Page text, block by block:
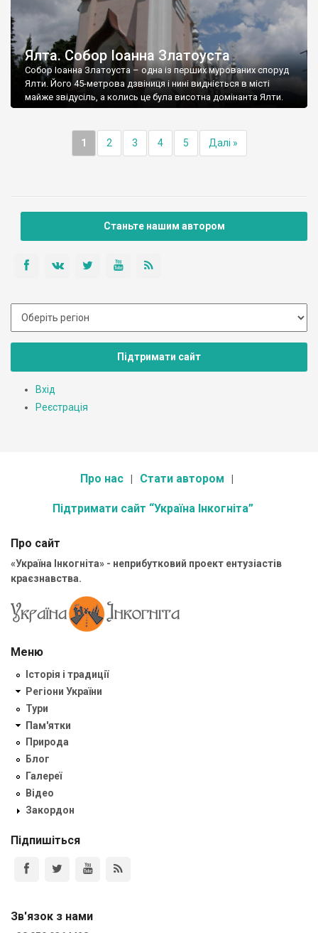
Ялта. Собор Іоанна Златоуста
Собор Іоанна Златоуста – одна із перших мурованих споруд
Ялти. Його 45-метрова дзвіниця і нині видніється в місті
майже звідусіль, а колись це була висотна домінанта Ялти.
1 2 3 4 5 Далі »
Станьте нашим автором
Підтримати сайт
Вхід
Реєстрація
Про нас Стати автором
Підтримати сайт “Україна Інкогніта”
Про сайт
«Україна Інкогніта» - неприбутковий проект ентузіастів
краєзнавства.
Меню
Історія і традиції
Регіони України
Тури
Пам'ятки
Природа
Блог
Галереї
Відео
Закордон
Підпишіться
Зв'язок з нами